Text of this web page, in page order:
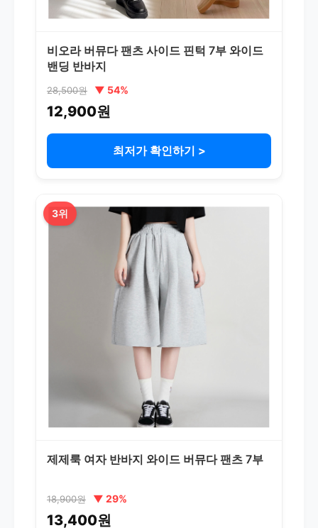
비오라 버뮤다 팬츠 사이드 핀턱 7부 와이드
밴딩 반바지
28,500원 ▼ 54%
12,900원
최저가 확인하기 >
3위
제제룩 여자 반바지 와이드 버뮤다 팬츠 7부
18,900원 ▼ 29%
13,400원